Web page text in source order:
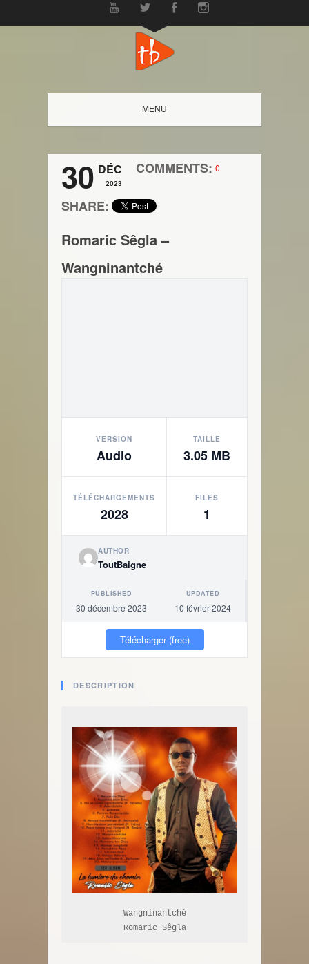
MENU
30 DÉC
2023
COMMENTS: 0
SHARE:
Romaric Sêgla –
Wangninantché
VERSION
Audio
TAILLE
3.05 MB
TÉLÉCHARGEMENTS
2028
FILES
1
AUTHOR
ToutBaigne
PUBLISHED
30 décembre 2023
UPDATED
10 février 2024
Télécharger (free)
DESCRIPTION
Wangninantché
Romaric Sêgla